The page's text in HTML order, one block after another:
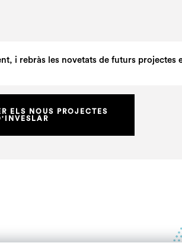
i rebràs les novetats de futurs projectes
ELS NOUS PROJECTES